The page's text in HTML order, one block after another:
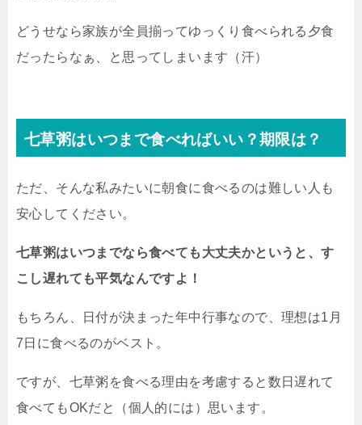
どうせなら家族が全員揃ってゆっくり食べられる夕食
だったらなぁ、と思ってしまいます（汗）
七草粥はいつまで食べればいい？期限は？
ただ、そんな私みたいに朝食に食べるのは難しい人も
安心してください。
七草粥はいつまでなら食べても大丈夫かというと、す
こし遅れても平気なんですよ！
もちろん、日付が決まった年中行事なので、理想は1月
7日に食べるのがベスト。
ですが、七草粥を食べる理由を考慮すると数日遅れて
食べてもOKだと（個人的には）思います。